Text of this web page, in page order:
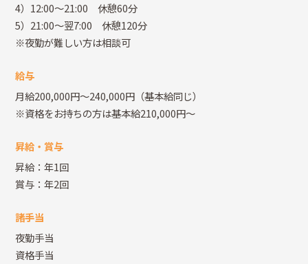
4）12:00～21:00 休憩60分
5）21:00～翌7:00 休憩120分
※夜勤が難しい方は相談可
給与
月給200,000円～240,000円（基本給同じ）
※資格をお持ちの方は基本給210,000円～
昇給・賞与
昇給：年1回
賞与：年2回
諸手当
夜勤手当
資格手当